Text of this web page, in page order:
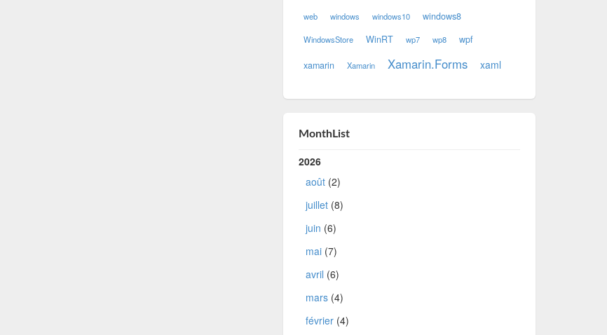
web windows windows10 windows8
WindowsStore WinRT wp7 wp8 wpf
xamarin Xamarin Xamarin.Forms xaml
MonthList
2026
août(2)
juillet(8)
juin (6)
mai(7)
avril (6)
mars(4)
février(4)